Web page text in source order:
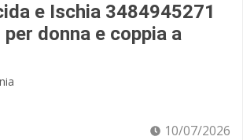
e Ischia 3484945271
donna e coppia a
10/07/2026